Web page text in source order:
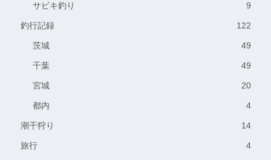
サビキ釣り 9
釣行記録 122
茨城 49
千葉 49
宮城 20
都内 4
潮干狩り 14
旅行 4